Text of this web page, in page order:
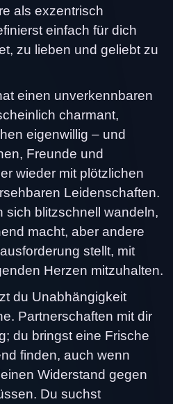
als exzentrisch
einfach für dich
zu lieben und geliebt zu
einen unverkennbaren
charmant,
eigenwillig – und
Freunde und
wieder mit plötzlichen
Leidenschaften.
sich blitzschnell wandeln,
macht, aber andere
stellt, mit
Herzen mitzuhalten.
du Unabhängigkeit
Partnerschaften mit dir
du bringst eine Frische
finden, auch wenn
Widerstand gegen
Du suchst